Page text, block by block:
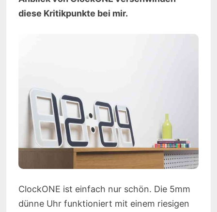
diese Kritikpunkte bei mir.
ClockONE ist einfach nur schön. Die 5mm
dünne Uhr funktioniert mit einem riesigen